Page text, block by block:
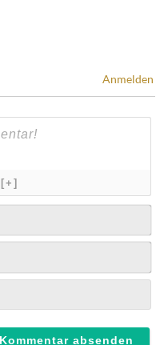
Anmelden
[+]